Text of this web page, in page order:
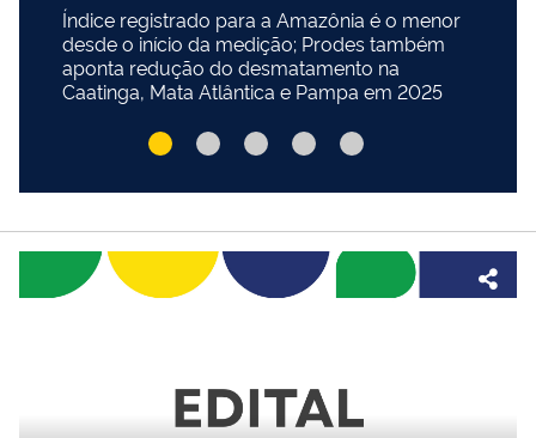
Índice registrado para a Amazônia é o menor
desde o início da medição; Prodes também
aponta redução do desmatamento na
Caatinga, Mata Atlântica e Pampa em 2025